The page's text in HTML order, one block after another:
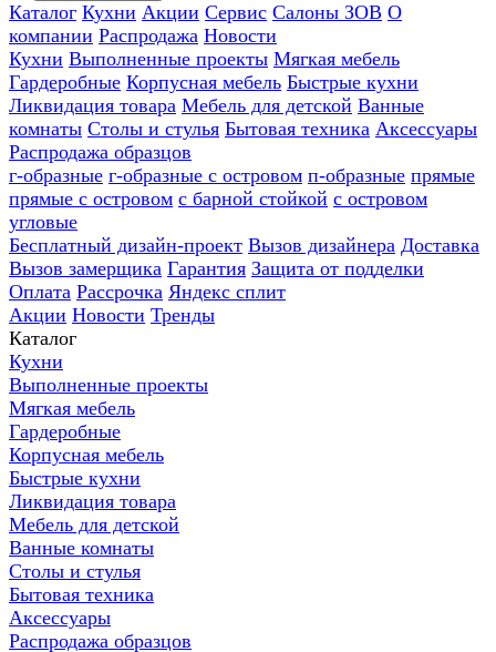
Каталог Кухни Акции Сервис Салоны ЗОВ О
компании Распродажа Новости
Кухни Выполненные проекты Мягкая мебель
Гардеробные Корпусная мебель Быстрые кухни
Ликвидация товара Мебель для детской Ванные
комнаты Столы и стулья Бытовая техника Аксессуары
Распродажа образцов
г-образные г-образные с островом п-образные прямые
прямые с островом с барной стойкой с островом
угловые
Бесплатный дизайн-проект Вызов дизайнера Доставка
Вызов замерщика Гарантия Защита от подделки
Оплата Рассрочка Яндекс сплит
Акции Новости Тренды
Каталог
Кухни
Выполненные проекты
Мягкая мебель
Гардеробные
Корпусная мебель
Быстрые кухни
Ликвидация товара
Мебель для детской
Ванные комнаты
Столы и стулья
Бытовая техника
Аксессуары
Распродажа образцов